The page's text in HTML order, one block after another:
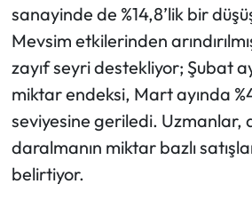
sanayinde de %14,8’lik bir
Mevsim etkilerinden
zayıf seyri destekliyor; Şubat
miktar endeksi, Mart ayında
seviyesine geriledi. Uzmanlar,
daralmanın miktar bazlı
belirtiyor.